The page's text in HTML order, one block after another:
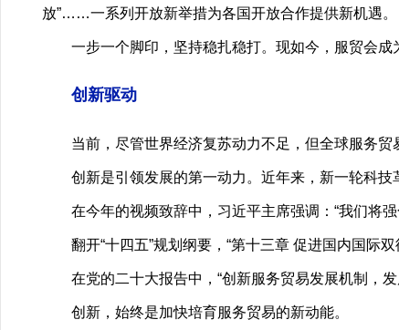
放”……一系列开放新举措为各国开放合作提供新机遇。
一步一个脚印，坚持稳扎稳打。现如今，服贸会成
创新驱动
当前，尽管世界经济复苏动力不足，但全球服务贸
创新是引领发展的第一动力。近年来，新一轮科技
在今年的视频致辞中，习近平主席强调：“我们将强
翻开“十四五”规划纲要，“第十三章 促进国内国际双
在党的二十大报告中，“创新服务贸易发展机制，发
创新，始终是加快培育服务贸易的新动能。